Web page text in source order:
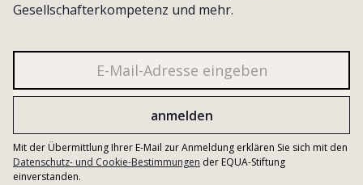
Gesellschafterkompetenz und mehr.
Mit der Übermittlung Ihrer E-Mail zur Anmeldung erklären Sie sich mit den
Datenschutz- und Cookie-Bestimmungen der EQUA-Stiftung
einverstanden.